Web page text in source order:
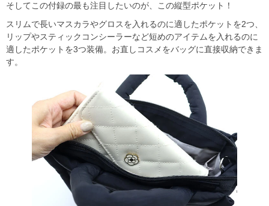
そしてこの付録の最も注目したいのが、この縦型ポケット！
スリムで長いマスカラやグロスを入れるのに適したポケットを2つ、
リップやスティックコンシーラーなど短めのアイテムを入れるのに
適したポケットを3つ装備。お直しコスメをバッグに直接収納できま
す。